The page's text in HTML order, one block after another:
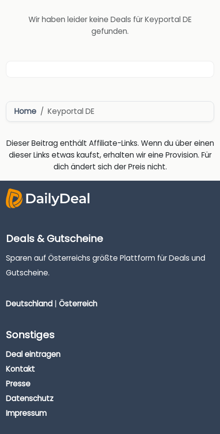
Wir haben leider keine Deals für Keyportal DE
gefunden.
Home Keyportal DE
Dieser Beitrag enthält Affiliate-Links. Wenn du über einen
dieser Links etwas kaufst, erhalten wir eine Provision. Für
dich ändert sich der Preis nicht.
Deals & Gutscheine
Sparen auf Österreichs größte Plattform für Deals und
Gutscheine.
Deutschland | Österreich
Sonstiges
Deal eintragen
Kontakt
Presse
Datenschutz
Impressum